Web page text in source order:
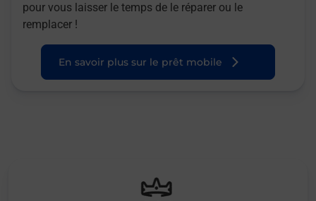
pour vous laisser le temps de le réparer ou le
remplacer !
En savoir plus sur le prêt mobile